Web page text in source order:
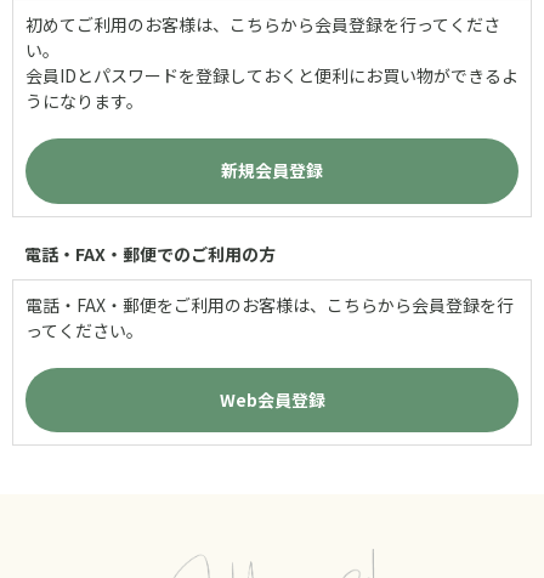
初めてご利用のお客様は、こちらから会員登録を行ってくださ
い。
会員IDとパスワードを登録しておくと便利にお買い物ができるよ
うになります。
電話・FAX・郵便でのご利用の方
電話・FAX・郵便をご利用のお客様は、こちらから会員登録を行
ってください。